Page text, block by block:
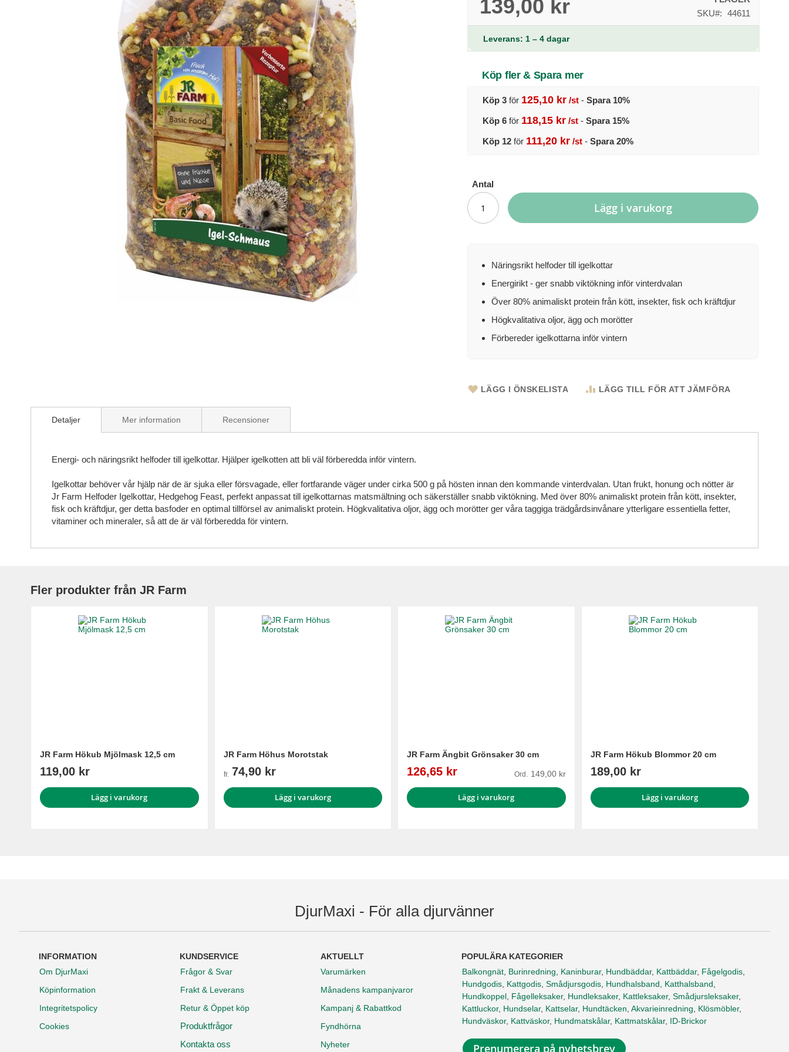
139,00 kr
SKU
44611
Leverans: 1 – 4 dagar
Köp fler & Spara mer
Köp 3 för 125,10 kr /st - Spara10%
Köp 6 för 118,15 kr /st - Spara15%
Köp 12 för 111,20 kr /st - Spara20%
Antal
Lägg i varukorg
Näringsrikt helfoder till igelkottar
Energirikt - ger snabb viktökning inför vinterdvalan
Över 80% animaliskt protein från kött, insekter, fisk och kräftdjur
Högkvalitativa oljor, ägg och morötter
Förbereder igelkottarna inför vintern
LÄGG I ÖNSKELISTA LÄGG TILL FÖR ATT JÄMFÖRA
Detaljer
Energi- och näringsrikt helfoder till igelkottar. Hjälper igelkotten att bli väl förberedda inför vintern.
Igelkottar behöver vår hjälp när de är sjuka eller försvagade, eller fortfarande väger under cirka 500 g på hösten innan den kommande vinterdvalan. Utan frukt, honung och nötter är
Jr Farm Helfoder Igelkottar, Hedgehog Feast, perfekt anpassat till igelkottarnas matsmältning och säkerställer snabb viktökning. Med över 80% animaliskt protein från kött, insekter,
fisk och kräftdjur, ger detta basfoder en optimal tillförsel av animaliskt protein. Högkvalitativa oljor, ägg och morötter ger våra taggiga trädgårdsinvånare ytterligare essentiella fetter,
vitaminer och mineraler, så att de är väl förberedda för vintern.
Mer information Recensioner
Fler produkter från JR Farm
JR Farm Hökub Mjölmask 12,5 cm
119,00 kr
Lägg i varukorg
JR Farm Höhus Morotstak
fr. 74,90 kr
Lägg i varukorg
JR Farm Ängbit Grönsaker 30 cm
Reapris
126,65 kr Ord. 149,00 kr
Lägg i varukorg
JR Farm Hökub Blommor 20 cm
189,00 kr
Lägg i varukorg
DjurMaxi - För alla djurvänner
INFORMATION
Om DjurMaxi
Köpinformation
Integritetspolicy
Cookies
KUNDSERVICE
Frågor & Svar
Frakt & Leverans
Retur & Öppet köp
Produktfrågor
Kontakta oss
AKTUELLT
Varumärken
Månadens kampanjvaror
Kampanj & Rabattkod
Fyndhörna
Nyheter
POPULÄRA KATEGORIER
Balkongnät Burinredning Kaninburar, Hundbäddar, Kattbäddar, Fågelgodis
Hundgodis Kattgodis Smådjursgodis Hundhalsband Katthalsband
Hundkoppel Fågelleksaker, Hundleksaker, Kattleksaker, Smådjursleksaker,
Kattluckor, Hundselar, Kattselar, Hundtäcken Akvarieinredning Klösmöbler,
Hundväskor, Kattväskor, Hundmatskålar, Kattmatskålar, ID-Brickor
Prenumerera på nyhetsbrev